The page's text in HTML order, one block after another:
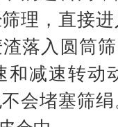
理，直接
落入圆筒
和减速转动
会堵塞筛